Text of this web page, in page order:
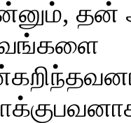
தன்